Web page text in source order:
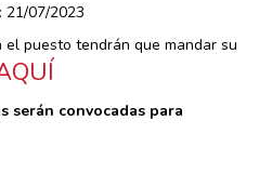
21/07/2023
puesto tendrán que mandar su
serán convocadas para